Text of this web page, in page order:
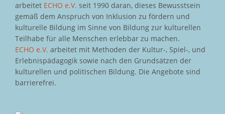
arbeitet ECHO e.V. seit 1990 daran, dieses Bewusstsein
gemäß dem Anspruch von Inklusion zu fördern und
kulturelle Bildung im Sinne von Bildung zur kulturellen
Teilhabe für alle Menschen erlebbar zu machen.
ECHO e.V. arbeitet mit Methoden der Kultur-, Spiel-, und
Erlebnispädagogik sowie nach den Grundsätzen der
kulturellen und politischen Bildung. Die Angebote sind
barrierefrei.